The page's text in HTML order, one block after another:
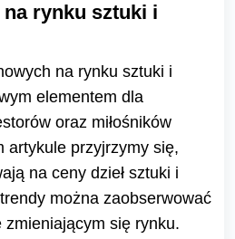
rynku sztuki i
na rynku sztuki i
elementem dla
oraz miłośników
artykule przyjrzymy się,
na ceny dzieł sztuki i
można zaobserwować
zmieniającym się rynku.